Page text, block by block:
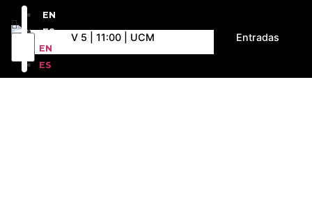
V 5 | 11:00 | UCM Entradas
EN
ES
EN
ES